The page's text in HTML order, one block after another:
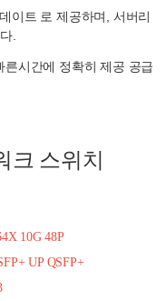
이트 로 제공하며, 서버리
.
시간에 정확히 제공 공급
크 스위치
10G 48P
UP QSFP+